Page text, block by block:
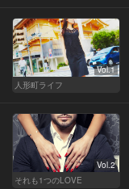
Vol.1
人形町ライフ
Vol.2
それも1つのLOVE